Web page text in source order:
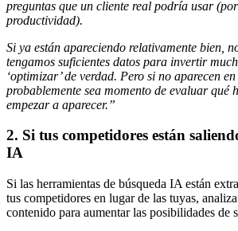
preguntas que un cliente real podría usar
productividad).
Si ya están apareciendo relativamente bien,
tengamos suficientes datos para invertir
‘optimizar’ de verdad. Pero si no aparecen en
probablemente sea momento de evaluar qué
empezar a aparecer.”
2. Si tus competidores están
IA
Si las herramientas de búsqueda IA están
tus competidores en lugar de las tuyas,
contenido para aumentar las posibilidades de